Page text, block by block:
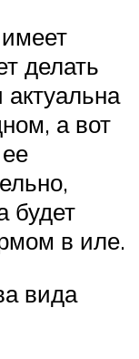
делать
а вот
будет
в иле.
вида